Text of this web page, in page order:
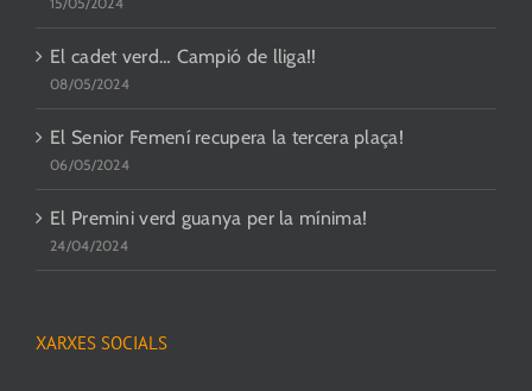
El cadet verd… Campió de lliga!!
08/05/2024
El Senior Femení recupera la tercera plaça!
06/05/2024
El Premini verd guanya per la mínima!
24/04/2024
XARXES SOCIALS